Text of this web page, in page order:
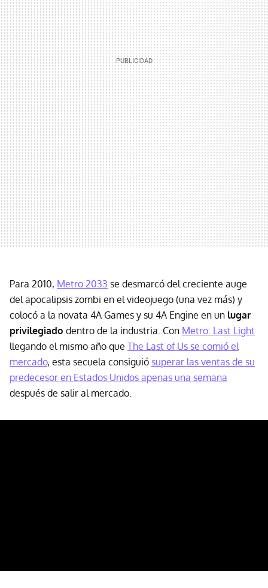
Para 2010, Metro 2033 se desmarcó del creciente auge
del apocalipsis zombi en el videojuego (una vez más) y
colocó a la novata 4A Games y su 4A Engine en un lugar
privilegiado dentro de la industria. Con Metro: Last Light
llegando el mismo año que The Last of Us se comió el
mercado, esta secuela consiguió superar las ventas de su
predecesor en Estados Unidos apenas una semana
después de salir al mercado.